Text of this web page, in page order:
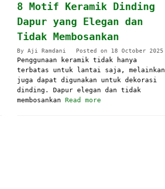
8 Motif Keramik Dinding
Dapur yang Elegan dan
Tidak Membosankan
By Aji Ramdani Posted on 18 October 2025
Penggunaan keramik tidak hanya
terbatas untuk lantai saja, melainkan
juga dapat digunakan untuk dekorasi
dinding. Dapur elegan dan tidak
membosankan Read more